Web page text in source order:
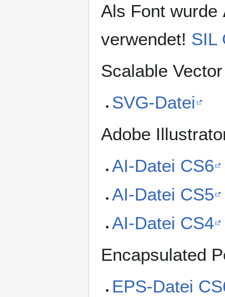
Als Font wurde
verwendet! SIL
Scalable
SVG-Datei
Adobe
AI-Datei CS6
AI-Datei CS5
AI-Datei CS4
Encapsulated
EPS-Datei